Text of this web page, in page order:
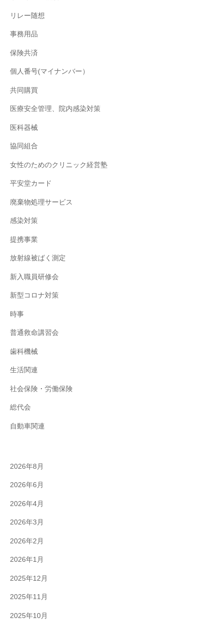
リレー随想
事務用品
保険共済
個人番号(マイナンバー）
共同購買
医療安全管理、院内感染対策
医科器械
協同組合
女性のためのクリニック経営塾
平安堂カード
廃棄物処理サービス
感染対策
提携事業
放射線被ばく測定
新入職員研修会
新型コロナ対策
時事
普通救命講習会
歯科機械
生活関連
社会保険・労働保険
総代会
自動車関連
2026年8月
2026年6月
2026年4月
2026年3月
2026年2月
2026年1月
2025年12月
2025年11月
2025年10月